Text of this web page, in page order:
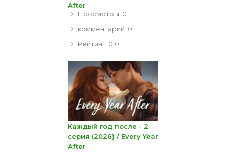
After
Просмотры: 0
комментарий: 0
Рейтинг: 0.0
Каждый год после - 2
серия (2026) / Every Year
After